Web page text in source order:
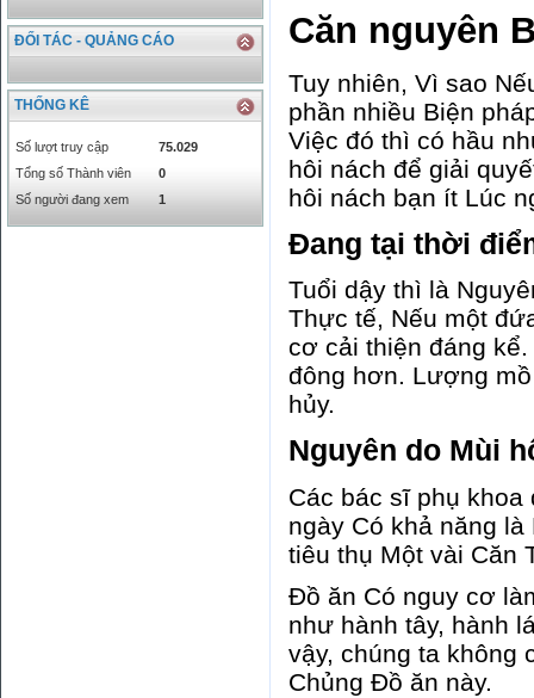
ĐỐI TÁC - QUẢNG CÁO
THỐNG KÊ
Số lượt truy cập
75.029
Tổng số Thành viên
0
Số người đang xem
1
Căn nguyên
Tuy nhiên, Vì sao
phần nhiều Biện
Việc đó thì có hầu
hôi nách để giải
hôi nách bạn ít Lúc
Đang tại thời
Tuổi dậy thì là
Thực tế, Nếu một
cơ cải thiện đáng
đông hơn. Lượng
hủy.
Nguyên do Mùi
Các bác sĩ phụ khoa
ngày Có khả năng
tiêu thụ Một vài Căn
Đồ ăn Có nguy cơ
như hành tây, hành
vậy, chúng ta không
Chủng Đồ ăn này.